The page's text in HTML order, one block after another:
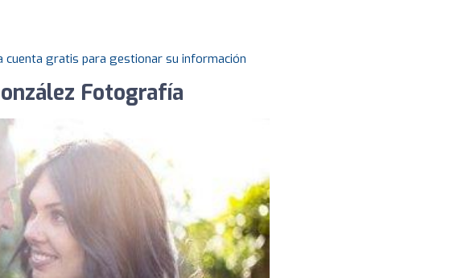
cuenta gratis para gestionar su información
Fotografía